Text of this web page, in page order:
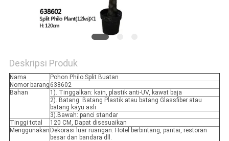
Deskripsi Produk
Nama
Pohon Philo Split Buatan
Nomor barang 638602
Bahan
1). Tinggalkan: kain, plastik anti-UV, kawat baja
2). Batang: Batang Plastik atau batang Glassfiber atau
batang kayu asli
3).Bawah: panci standar
Tinggi total
120 CM, Dapat disesuaikan
Menggunakan Dekorasi luar ruangan: Hotel berbintang, pantai, restoran
besar dan bandara dll.